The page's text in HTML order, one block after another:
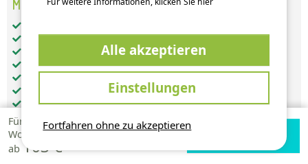
Für 1
Woche
ab 103 €
Verfügbarkeiten
Mobilheim Komfort 3 Zimmer 8 Personen
Barrierefreier Zugang: nein
Haustiere: unter Vorbehalt akzeptiert
getrennte Schlafzimmer: 3
Badezimmer: 1
HeizungFortfahren ohne zu akzeptieren
Alle akzeptieren
Einstellungen